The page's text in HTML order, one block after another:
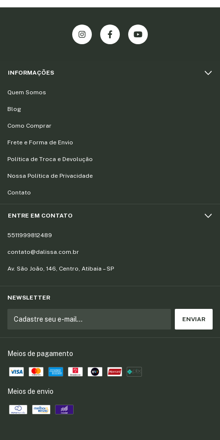
INFORMAÇÕES
Quem Somos
Blog
Como Comprar
Frete e Forma de Envio
Política de Troca e Devolução
Nossa Política de Privacidade
Contato
ENTRE EM CONTATO
5511999812489
contato@dalissa.com.br
Av. São João, 146, Centro, Atibaia – SP
NEWSLETTER
Meios de pagamento
Meios de envio